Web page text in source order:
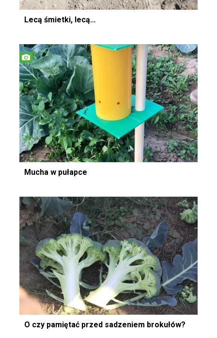
Lecą śmietki, lecą…
Mucha w pułapce
O czy pamiętać przed sadzeniem brokułów?